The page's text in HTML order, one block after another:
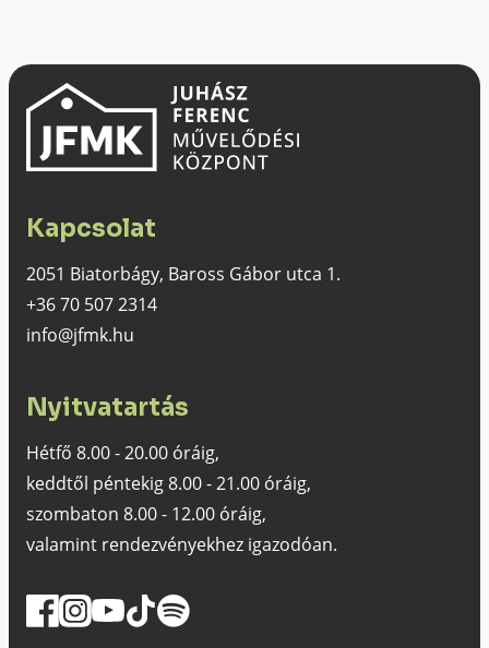
Kapcsolat
2051 Biatorbágy, Baross Gábor utca 1.
+36 70 507 2314
info@jfmk.hu
Nyitvatartás
Hétfő 8.00 - 20.00 óráig,
keddtől péntekig 8.00 - 21.00 óráig,
szombaton 8.00 - 12.00 óráig,
valamint rendezvényekhez igazodóan.